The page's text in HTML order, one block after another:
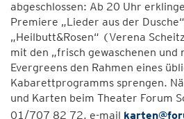
abgeschlossen: Ab 20 Uhr
Premiere „Lieder aus der
„Heilbutt&Rosen“ (Verena
mit den „frisch gewaschenen und
Evergreens den Rahmen eines
Kabarettprogramms sprengen.
und Karten beim Theater Forum
01/707 82 72, e-mail